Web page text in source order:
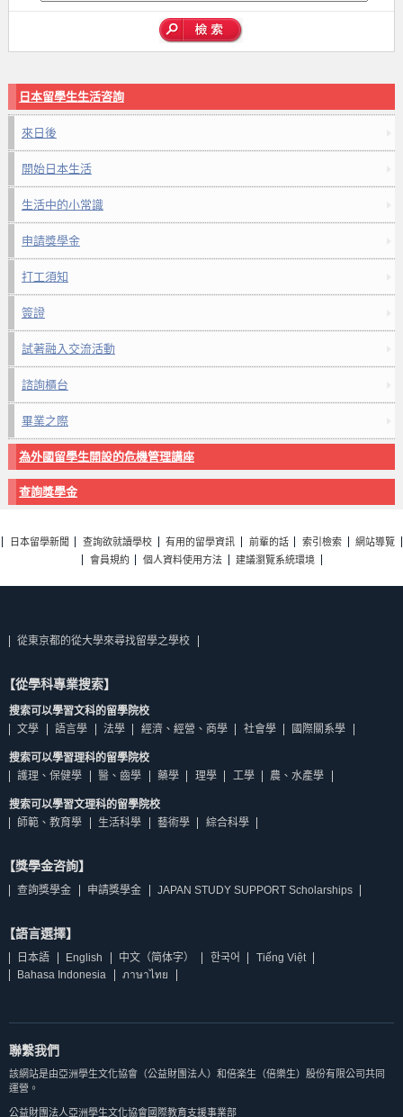
日本留學生生活咨詢
來日後
開始日本生活
生活中的小常識
申請獎學金
打工須知
簽證
試著融入交流活動
諮詢櫃台
畢業之際
為外國留學生開設的危機管理講座
查詢獎學金
日本留學新聞 查詢欲就讀學校 有用的留學資訊 前輩的話 索引檢索
網站導覽
會員規約
個人資料使用方法 建議瀏覽系統環境
從東京都的從大學來尋找留學之學校
【從學科專業搜索】
搜索可以學習文科的留學院校
文學
語言學 法學 經濟、經營、商學 社會學 國際關系學
搜索可以學習理科的留學院校
護理、保健學
醫、齒學 藥學 理學 工學 農、水產學
搜索可以學習文理科的留學院校
師範、教育學
生活科學 藝術學 綜合科學
【獎學金咨詢】
查詢獎學金 申請獎學金 JAPAN STUDY SUPPORT Scholarships
【語言選擇】
日本語 English 中文（简体字） 한국어
Tiếng Việt
Bahasa Indonesia
ภาษาไทย
聯繫我們
該網站是由亞洲學生文化協會（公益財團法人）和倍楽生（倍樂生）股份有限公司共同
運營。
公益財團法人亞洲學生文化協會國際教育支援事業部